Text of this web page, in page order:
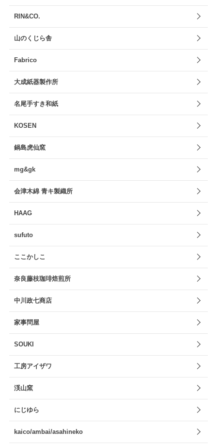
RIN&CO.
山のくじら舎
Fabrico
大成紙器製作所
名尾手すき和紙
KOSEN
鍋島虎仙窯
mg&gk
会津木綿 青キ製織所
HAAG
sufuto
ここかしこ
奈良藤枝珈琲焙煎所
中川政七商店
家事問屋
SOUKI
工房アイザワ
渓山窯
にじゆら
kaico/ambai/asahineko